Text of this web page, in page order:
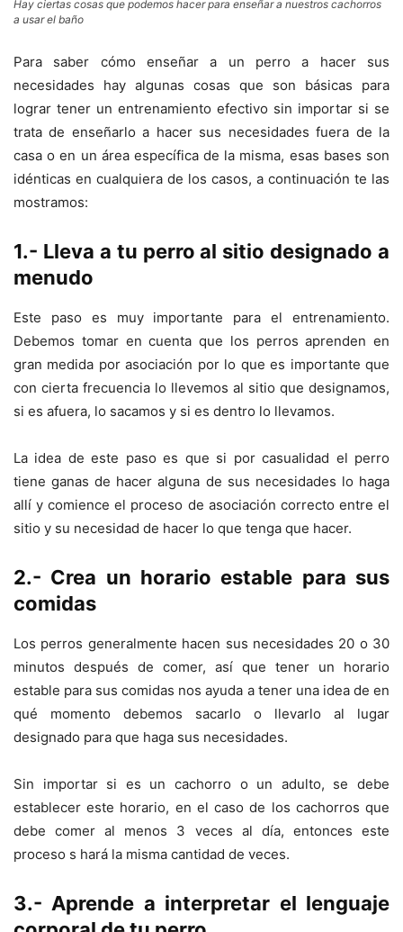
Hay ciertas cosas que podemos hacer para enseñar a nuestros cachorros
a usar el baño
Para saber cómo enseñar a un perro a hacer sus
necesidades hay algunas cosas que son básicas para
lograr tener un entrenamiento efectivo sin importar si se
trata de enseñarlo a hacer sus necesidades fuera de la
casa o en un área específica de la misma, esas bases son
idénticas en cualquiera de los casos, a continuación te las
mostramos:
1.- Lleva a tu perro al sitio designado a
menudo
Este paso es muy importante para el entrenamiento.
Debemos tomar en cuenta que los perros aprenden en
gran medida por asociación por lo que es importante que
con cierta frecuencia lo llevemos al sitio que designamos,
si es afuera, lo sacamos y si es dentro lo llevamos.
La idea de este paso es que si por casualidad el perro
tiene ganas de hacer alguna de sus necesidades lo haga
allí y comience el proceso de asociación correcto entre el
sitio y su necesidad de hacer lo que tenga que hacer.
2.- Crea un horario estable para sus
comidas
Los perros generalmente hacen sus necesidades 20 o 30
minutos después de comer, así que tener un horario
estable para sus comidas nos ayuda a tener una idea de en
qué momento debemos sacarlo o llevarlo al lugar
designado para que haga sus necesidades.
Sin importar si es un cachorro o un adulto, se debe
establecer este horario, en el caso de los cachorros que
debe comer al menos 3 veces al día, entonces este
proceso s hará la misma cantidad de veces.
3.- Aprende a interpretar el lenguaje